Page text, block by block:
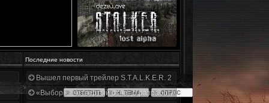
Последние новости
Вышел первый трейлер S.T.A.L.K.E.R. 2
«Выбор» - четвертый отчет о разработке!